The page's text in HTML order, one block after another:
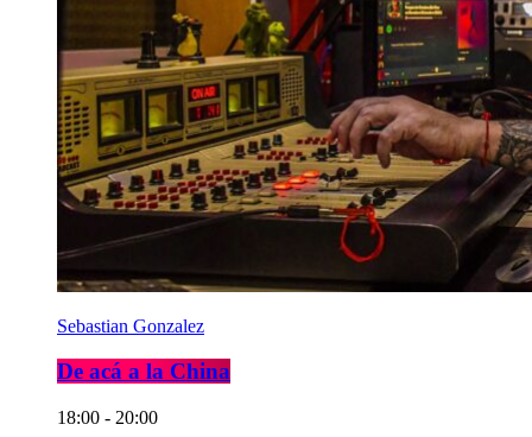
Sebastian Gonzalez
De acá a la China
18:00 - 20:00